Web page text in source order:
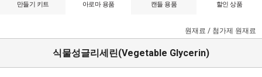
만들기 키트 아로마 용품 캔들 용품 할인 상품
원재료 / 첨가제 원재료
식물성글리세린(Vegetable Glycerin)